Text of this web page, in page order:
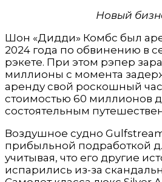
Новый
Шон «Дидди» Комбс был
2024 года по обвинению в
рэкете. При этом рэпер
миллионы с момента
аренду свой роскошный
стоимостью 60 миллионов
состоятельным
Воздушное судно
прибыльной подработкой
учитывая, что его другие
испарились из-за